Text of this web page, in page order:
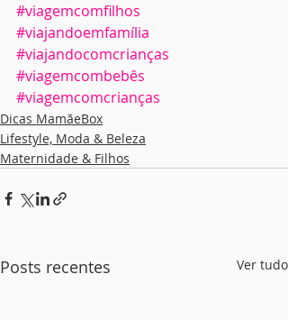
#viagemcomfilhos
#viajandoemfamília
#viajandocomcrianças
#viagemcombebês
#viagemcomcrianças
Dicas MamãeBox
Lifestyle, Moda & Beleza
Maternidade & Filhos
Posts recentes Ver tudo